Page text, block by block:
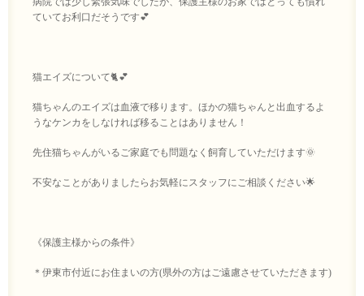
ていてお利口だそうです💕
猫エイズについて🐈💕
猫ちゃんのエイズは血液で移ります。ほかの猫ちゃんと出血するよ
うなケンカをしなければ移ることはありません！
先住猫ちゃんがいるご家庭でも問題なく飼育していただけます🌞
不安なことがありましたらお気軽にスタッフにご相談ください🌟
《保護主様からの条件》
＊伊東市付近にお住まいの方(県外の方はご遠慮させていただきます)